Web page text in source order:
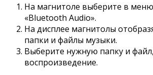
На магнитоле выберите в
«Bluetooth Audio».
На дисплее магнитолы
папки и файлы музыки.
Выберите нужную папку и
воспроизведение.